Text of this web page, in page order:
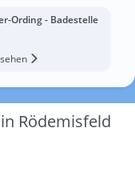
Ording - Badestelle
Rödemisfeld